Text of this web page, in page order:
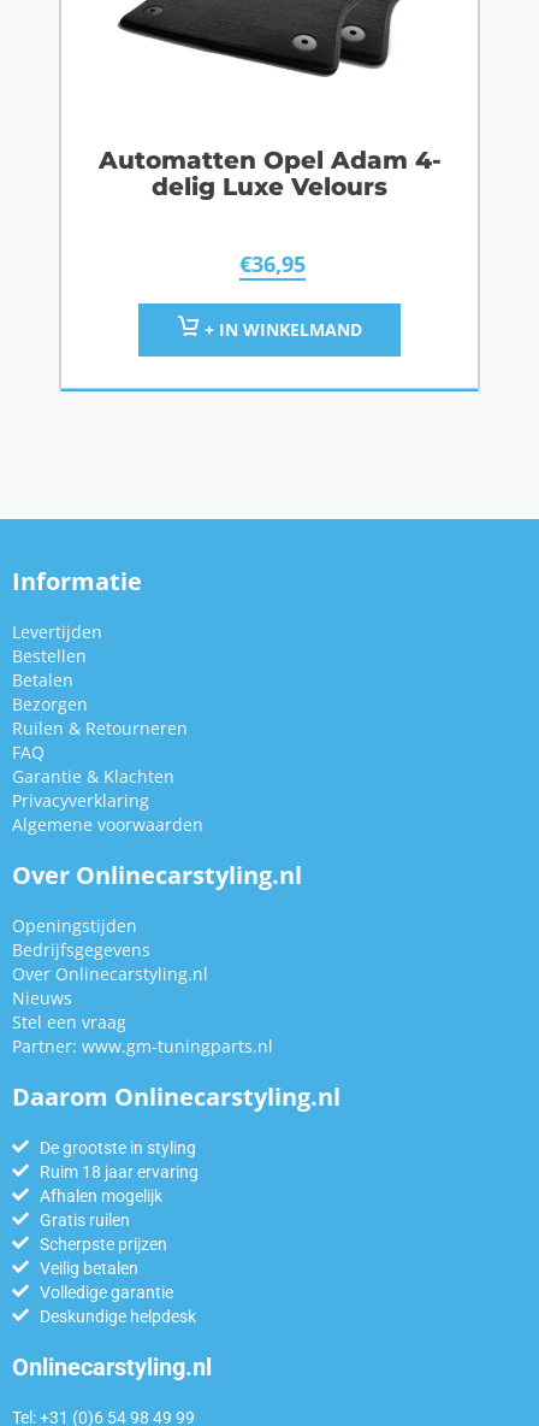
Automatten Opel Adam 4-
delig Luxe Velours
€36,95
+ IN WINKELMAND
Informatie
Levertijden
Bestellen
Betalen
Bezorgen
Ruilen & Retourneren
FAQ
Garantie & Klachten
Privacyverklaring
Algemene voorwaarden
Over Onlinecarstyling.nl
Openingstijden
Bedrijfsgegevens
Over Onlinecarstyling.nl
Nieuws
Stel een vraag
Partner: www.gm-tuningparts.nl
Daarom Onlinecarstyling.nl
De grootste in styling
Ruim 18 jaar ervaring
Afhalen mogelijk
Gratis ruilen
Scherpste prijzen
Veilig betalen
Volledige garantie
Deskundige helpdesk
Onlinecarstyling.nl
Tel: +31 (0)6 54 98 49 99